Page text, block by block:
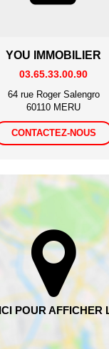
YOU IMMOBILIER
03.65.33.00.90
64 rue Roger Salengro
60110 MERU
CONTACTEZ-NOUS